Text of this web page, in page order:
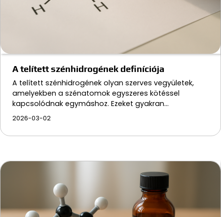
A telített szénhidrogének definíciója
A telített szénhidrogének olyan szerves vegyületek,
amelyekben a szénatomok egyszeres kötéssel
kapcsolódnak egymáshoz. Ezeket gyakran…
2026-03-02